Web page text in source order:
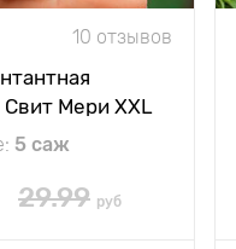
10 отзывов
Свит Мери XXL
5 саж
29.99 руб